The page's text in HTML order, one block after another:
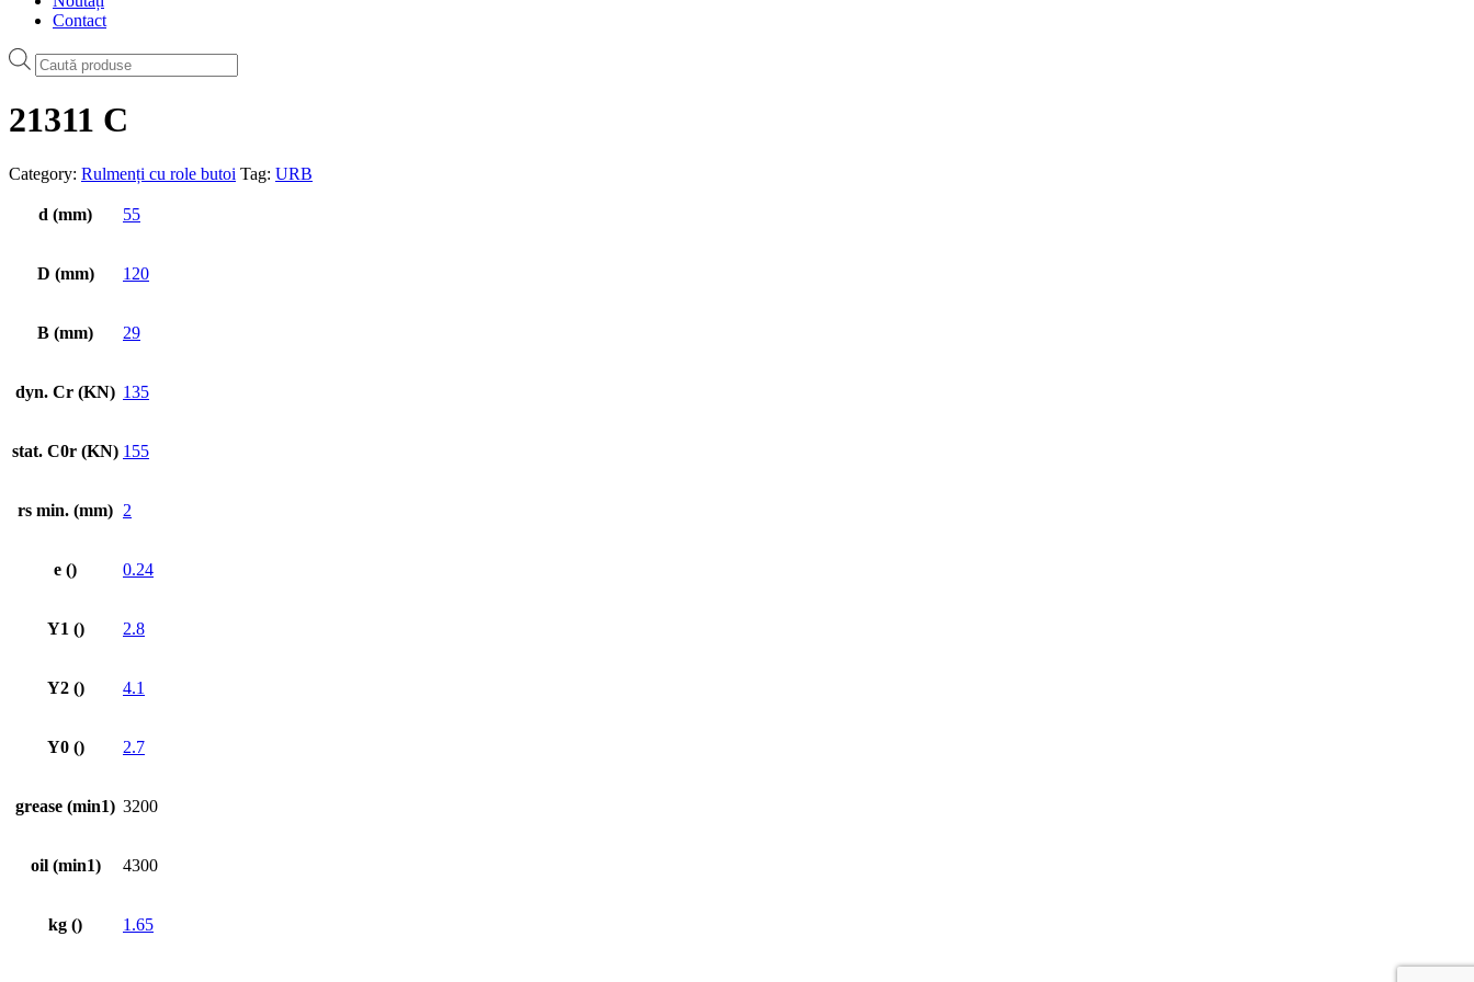
Contact
Products
search
21311 C
Category: Rulmenți cu role butoi Tag: URB
d (mm) 55
D (mm) 120
B (mm) 29
dyn. Cr (KN) 135
stat. C0r (KN) 155
rs min. (mm) 2
e () 0.24
Y1 () 2.8
Y2 () 4.1
Y0 () 2.7
grease (min1) 3200
oil (min1) 4300
kg () 1.65